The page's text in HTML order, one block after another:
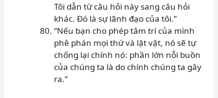
Tôi dẫn từ câu hỏi này sang câu hỏi
khác. Đó là sự lãnh đạo của tôi.”
“Nếu bạn cho phép tâm trí của mình
phê phán mọi thứ và lặt vặt, nó sẽ tự
chống lại chính nó: phần lớn nỗi buồn
của chúng ta là do chính chúng ta gây
ra.”